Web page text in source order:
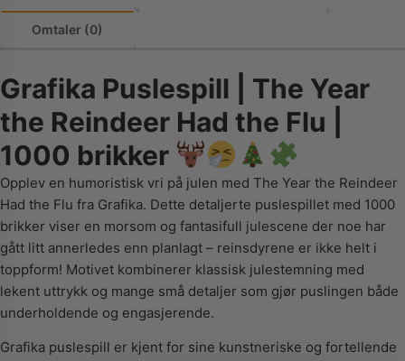
Omtaler (0)
Grafika Puslespill | The Year
the Reindeer Had the Flu |
1000 brikker
Opplev en humoristisk vri på julen med The Year the Reindeer
Had the Flu fra Grafika. Dette detaljerte puslespillet med 1000
brikker viser en morsom og fantasifull julescene der noe har
gått litt annerledes enn planlagt – reinsdyrene er ikke helt i
toppform! Motivet kombinerer klassisk julestemning med
lekent uttrykk og mange små detaljer som gjør puslingen både
underholdende og engasjerende.
Grafika puslespill er kjent for sine kunstneriske og fortellende